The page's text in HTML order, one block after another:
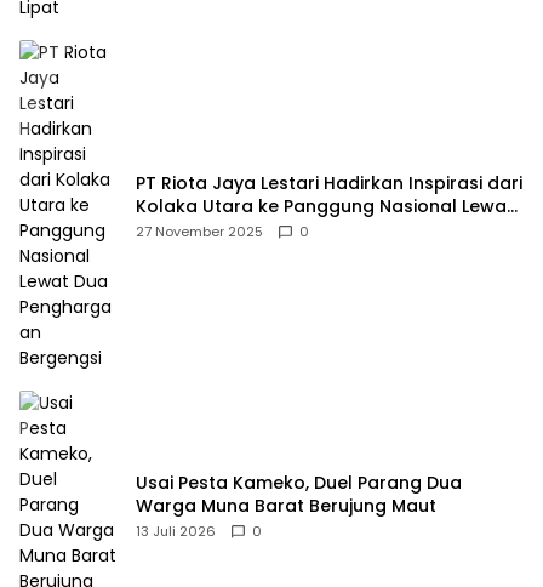
PT Riota Jaya Lestari Hadirkan Inspirasi dari
Kolaka Utara ke Panggung Nasional Lewat
Dua Penghargaan Bergengsi
27 November 2025 0
Usai Pesta Kameko, Duel Parang Dua
Warga Muna Barat Berujung Maut
13 Juli 2026 0